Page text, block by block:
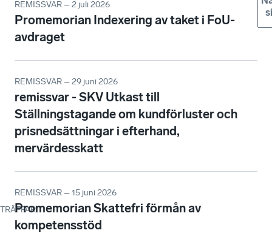
TRÄFFAR:
REMISSVAR – 2 juli 2026
Promemorian Indexering av taket i FoU-
avdraget
REMISSVAR – 29 juni 2026
remissvar - SKV Utkast till
Ställningstagande om kundförluster och
prisnedsättningar i efterhand,
mervärdesskatt
REMISSVAR – 15 juni 2026
Promemorian Skattefri förmån av
kompetensstöd